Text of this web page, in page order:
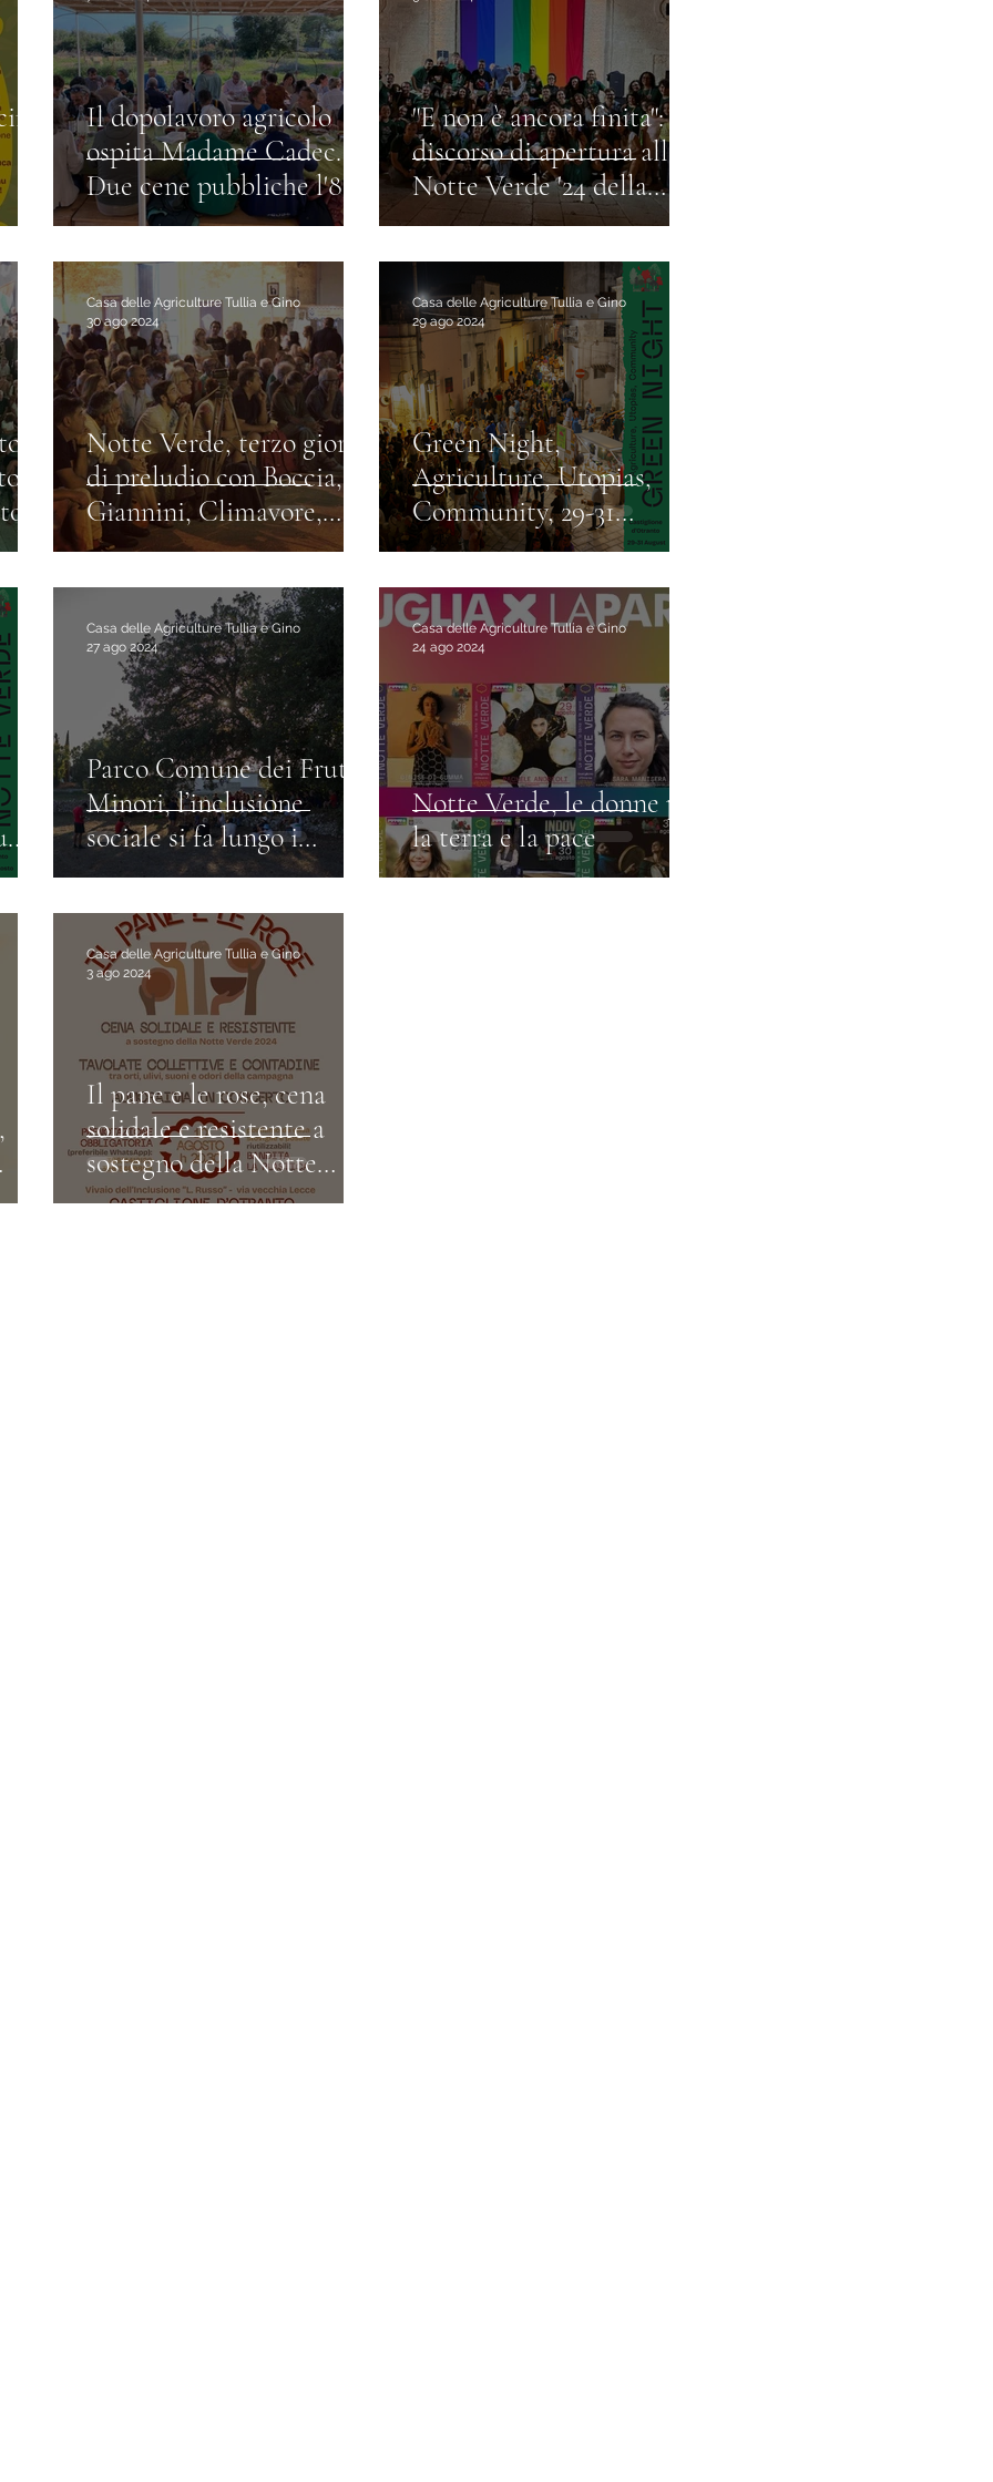
Il dopolavoro agricolo
ospita Madame Cadec.
Due cene pubbliche l'8 e
il 15
"E non è ancora finita": il
discorso di apertura alla
Notte Verde '24 della
presidente Tiziana
Colluto
Notte Verde, terzo giorno
di preludio con Boccia,
Giannini, Climavore,
Muci e Pagliara
Casa delle Agriculture Tullia e Gino
30 ago 2024
Green Night,
Agriculture, Utopias,
Community, 29-31
August: the programme
in English
Casa delle Agriculture Tullia e Gino
29 ago 2024
Parco Comune dei Frutti
Minori, l’inclusione
sociale si fa lungo i
tratturi
Casa delle Agriculture Tullia e Gino
27 ago 2024
Notte Verde, le donne per
la terra e la pace
Casa delle Agriculture Tullia e Gino
24 ago 2024
Il pane e le rose, cena
solidale e resistente a
sostegno della Notte
Verde 2024
Casa delle Agriculture Tullia e Gino
3 ago 2024